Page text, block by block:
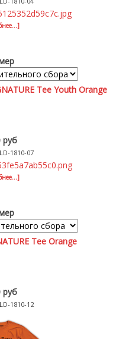
Tee Youth Orange
руб
1810-07
Tee Orange
руб
1810-12